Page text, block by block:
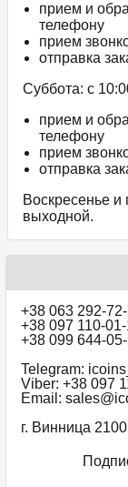
прием и
телефону
прием
отправка
Суббота: с
прием и
телефону
прием
отправка
Воскресенье и
выходной.
+38 063 292-72-
+38 097 110-
+38 099 644-
Telegram:
Viber: +38 097
Email:
г. Винница